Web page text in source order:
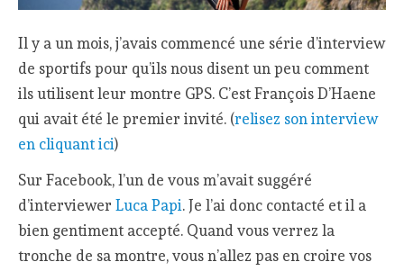
Il y a un mois, j’avais commencé une série d’interview
de sportifs pour qu’ils nous disent un peu comment
ils utilisent leur montre GPS. C’est François D’Haene
qui avait été le premier invité. (relisez son interview
en cliquant ici)
Sur Facebook, l’un de vous m’avait suggéré
d’interviewerLuca Papi. Je l’ai donc contacté et il a
bien gentiment accepté. Quand vous verrez la
tronche de sa montre, vous n’allez pas en croire vos